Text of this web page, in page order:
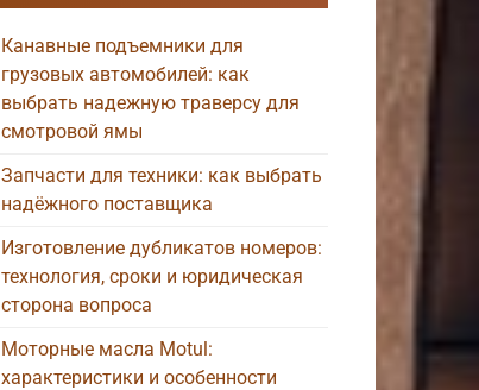
Канавные подъемники для
грузовых автомобилей: как
выбрать надежную траверсу для
смотровой ямы
Запчасти для техники: как выбрать
надёжного поставщика
Изготовление дубликатов номеров:
технология, сроки и юридическая
сторона вопроса
Моторные масла Motul:
характеристики и особенности